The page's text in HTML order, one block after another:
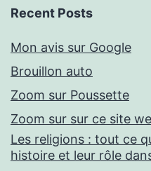
Recent Posts
Mon avis sur Google
Brouillon auto
Zoom sur Poussette
Zoom sur sur ce site
Les religions : tout ce
histoire et leur rôle